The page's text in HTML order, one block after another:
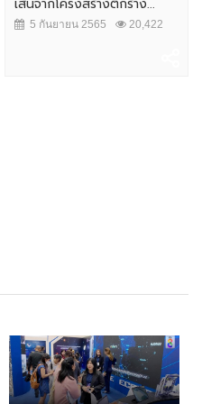
เส้นจากโครงสร้างตึกร้าง...
5 กันยายน 2565 20,422